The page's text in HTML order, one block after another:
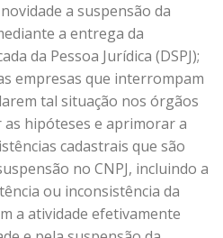
a suspensão da
a entrega da
da Pessoa Jurídica (DSPJ);
empresas que interrompam
tal situação nos órgãos
hipóteses e aprimorar a
cadastrais que são
no CNPJ, incluindo a
ou inconsistência da
a atividade efetivamente